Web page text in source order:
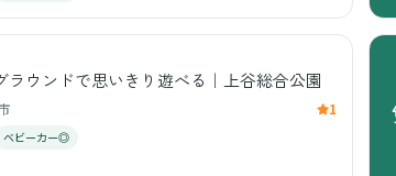
ラウンドで思いきり遊べる｜上谷総合公園
1
ベビーカー◎